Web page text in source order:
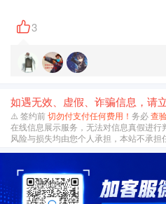
3
如遇无效、虚假、诈骗信息，请
⚠️ 签约前切勿付支付任何费用！ 务必查
在线信息展示服务，无法对信息真假进行
风险与损失均由您个人承担，本站不承担